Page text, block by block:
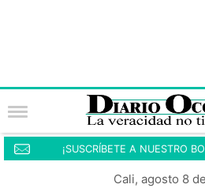
¡SUSCRÍBETE A NUESTRO
Cali, agosto 8